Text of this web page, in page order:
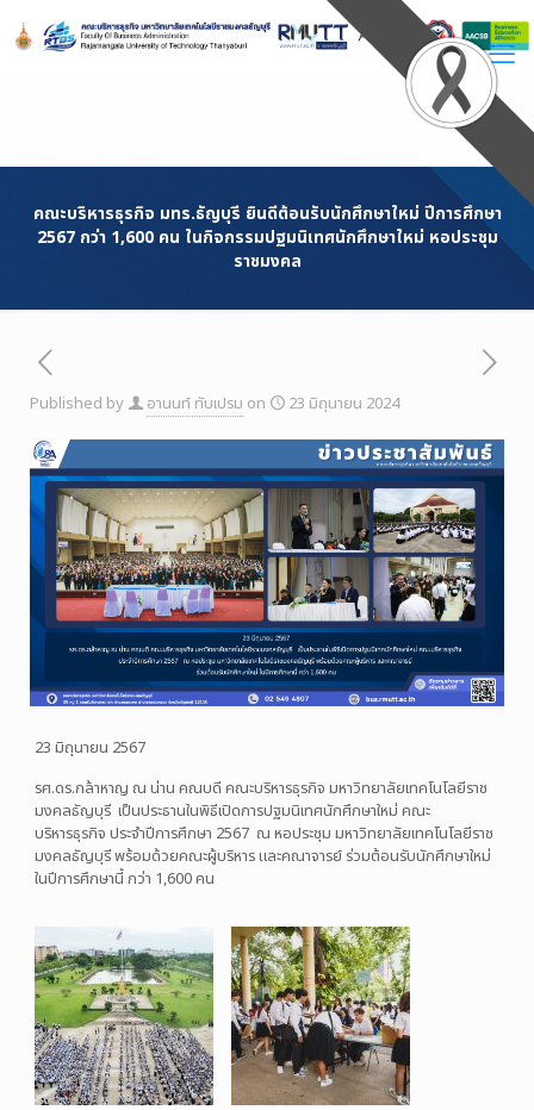
Content
คณะบริหารธุรกิจ มทร.ธัญบุรี ยินดีต้อนรับนักศึกษาใหม่ ปีการศึกษา
2567 กว่า 1,600 คน ในกิจกรรมปฐมนิเทศนักศึกษาใหม่ หอประชุม
ราชมงคล
Published by อานนท์ ทับเปรม on 23 มิถุนายน 2024
23 มิถุนายน 2567
รศ.ดร.กล้าหาญ ณ น่าน คณบดี คณะบริหารธุรกิจ มหาวิทยาลัยเทคโนโลยีราช
มงคลธัญบุรี เป็นประธานในพิธีเปิดการปฐมนิเทศนักศึกษาใหม่ คณะ
บริหารธุรกิจ ประจำปีการศึกษา 2567 ณ หอประชุม มหาวิทยาลัยเทคโนโลยีราช
มงคลธัญบุรีพร้อมด้วยคณะผู้บริหาร และคณาจารย์ ร่วมต้อนรับนักศึกษาใหม่
ในปีการศึกษานี้ กว่า 1,600 คน